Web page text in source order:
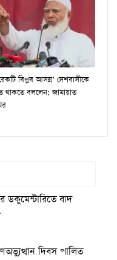
বিপ্লব আসন্ন’ দেশবাসীকে
থাকতে বললেন: জামায়াত
ডকুমেন্টারিতে বাদ
দিবস পালিত